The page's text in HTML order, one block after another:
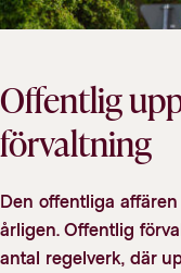
Offentlig
förvaltning
Den offentliga
årligen. Offentlig
antal regelverk, där